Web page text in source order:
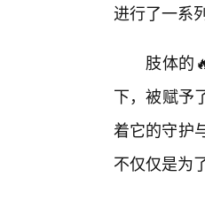
进行了一系
肢体的
下，被赋予
着它的守护
不仅仅是为